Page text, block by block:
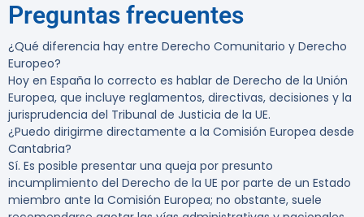
Preguntas frecuentes
¿Qué diferencia hay entre Derecho Comunitario y Derecho
Europeo?
Hoy en España lo correcto es hablar de Derecho de la Unión
Europea, que incluye reglamentos, directivas, decisiones y la
jurisprudencia del Tribunal de Justicia de la UE.
¿Puedo dirigirme directamente a la Comisión Europea desde
Cantabria?
Sí. Es posible presentar una queja por presunto
incumplimiento del Derecho de la UE por parte de un Estado
miembro ante la Comisión Europea; no obstante, suele